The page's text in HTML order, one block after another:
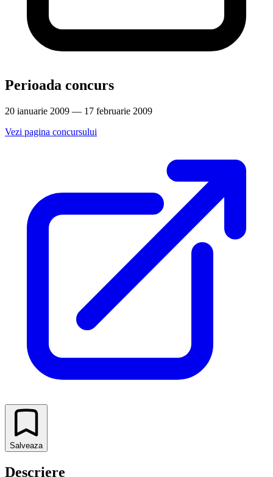
Perioada concurs
20 ianuarie 2009 — 17 februarie 2009
Vezi pagina concursului
Salveaza
Descriere